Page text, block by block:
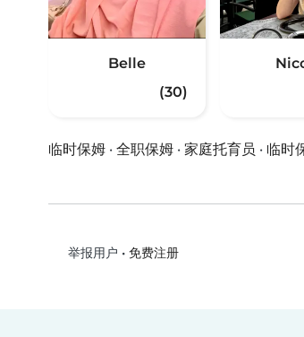
Belle
(30)
临时保姆 · 全职保姆 · 家庭托育员 · 临时
举报用户 • 免费注册